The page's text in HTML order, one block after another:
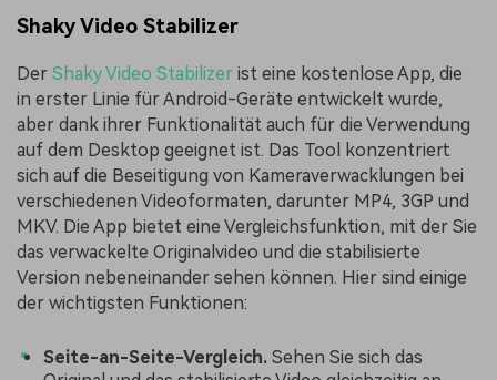
Shaky Video Stabilizer
Der Shaky Video Stabilizer ist eine kostenlose App, die
in erster Linie für Android-Geräte entwickelt wurde,
aber dank ihrer Funktionalität auch für die Verwendung
auf dem Desktop geeignet ist. Das Tool konzentriert
sich auf die Beseitigung von Kameraverwacklungen bei
verschiedenen Videoformaten, darunter MP4, 3GP und
MKV. Die App bietet eine Vergleichsfunktion, mit der Sie
das verwackelte Originalvideo und die stabilisierte
Version nebeneinander sehen können. Hier sind einige
der wichtigsten Funktionen:
Seite-an-Seite-Vergleich. Sehen Sie sich das